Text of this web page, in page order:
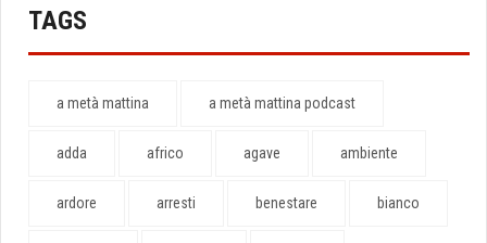
TAGS
a metà mattina a metà mattina podcast
adda africo agave ambiente
ardore arresti benestare bianco